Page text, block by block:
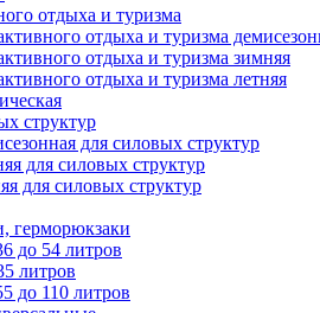
отдыха и туризма
отдыха и туризма
отдыха и туризма зимняя
отдыха и туризма летняя
структур
для силовых структур
для силовых структур
для силовых структур
герморюкзаки
до 54 литров
литров
до 110 литров